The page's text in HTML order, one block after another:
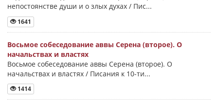
непостоянстве души и о злых духах / Пис...
1641
Восьмое собеседование аввы Серена (второе). О
начальствах и властях
Восьмое собеседование аввы Серена (второе). О
начальствах и властях / Писания к 10-ти...
1414